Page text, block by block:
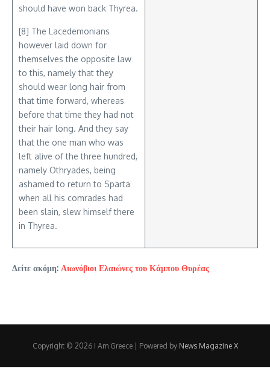
should have won back Thyrea.
[8] The Lacedemonians
however laid down for
themselves the opposite law
to this, namely that they
should wear long hair from
that time forward, whereas
before that time they had not
their hair long. And they say
that the one man who was
left alive of the three hundred,
namely Othryades, being
ashamed to return to Sparta
when all his comrades had
been slain, slew himself there
in Thyrea.
Δείτε ακόμη: Αιωνόβιοι Ελαιώνες του Κάμπου Θυρέας
Copyright © 2026 I Am Greece | Powered by News Magazine X